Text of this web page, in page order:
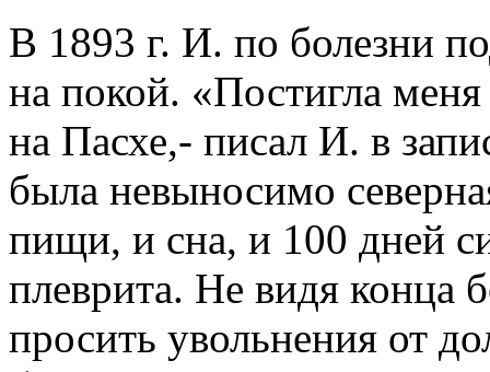
В 1893 г. И. по болезни
на покой. «Постигла
на Пасхе,- писал И. в
была невыносимо
пищи, и сна, и 100 дней
плеврита. Не видя конца
просить увольнения от